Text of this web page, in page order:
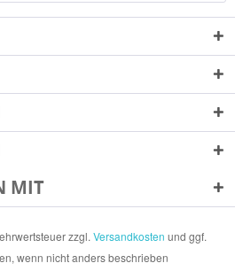
MIT
zzgl. Versandkosten und ggf.
wenn nicht anders beschrieben